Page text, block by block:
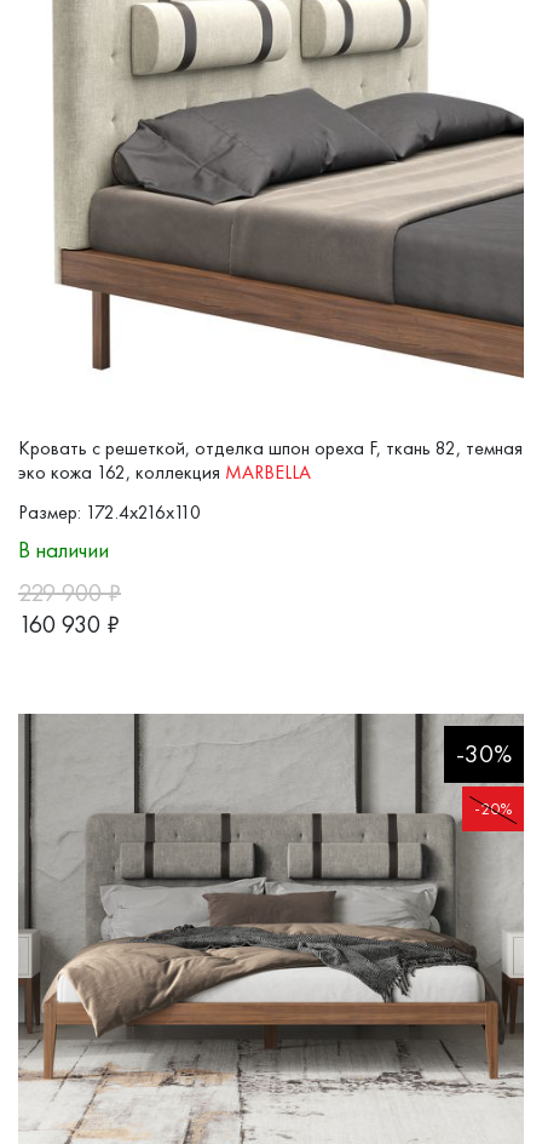
Кровать с решеткой, отделка шпон ореха F, ткань 82, темная
эко кожа 162, коллекция MARBELLA
Размер: 172.4x216x110
В наличии
229 900₽
160 930 ₽
-30%
-20%